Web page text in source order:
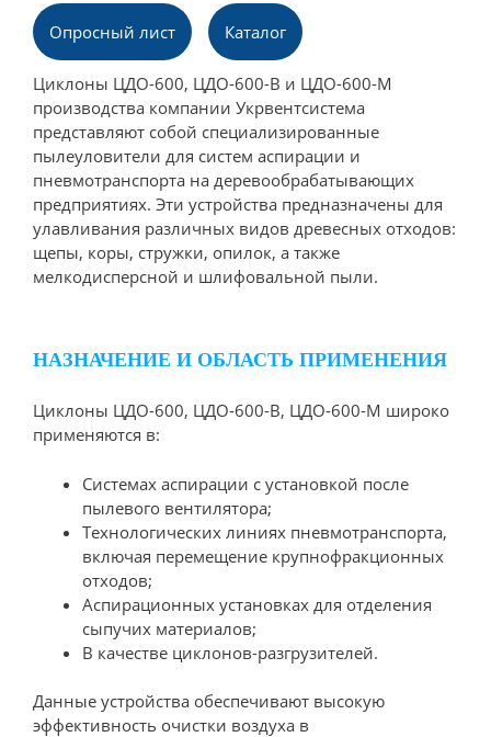
Опросный лист Каталог
Циклоны ЦДО-600, ЦДО-600-В и ЦДО-600-М
производства компании Укрвентсистема
представляют собой специализированные
пылеуловители для систем аспирации и
пневмотранспорта на деревообрабатывающих
предприятиях. Эти устройства предназначены для
улавливания различных видов древесных отходов:
щепы, коры, стружки, опилок, а также
мелкодисперсной и шлифовальной пыли.
НАЗНАЧЕНИЕ И ОБЛАСТЬ ПРИМЕНЕНИЯ
Циклоны ЦДО-600, ЦДО-600-В, ЦДО-600-М широко
применяются в:
Системах аспирации с установкой после
пылевого вентилятора;
Технологических линиях пневмотранспорта,
включая перемещение крупнофракционных
отходов;
Аспирационных установках для отделения
сыпучих материалов;
В качестве циклонов-разгрузителей.
Данные устройства обеспечивают высокую
эффективность очистки воздуха в